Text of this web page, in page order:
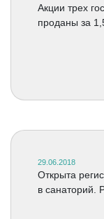
Акции трех
проданы за
29.06.2018
Открыта
в санаторий.